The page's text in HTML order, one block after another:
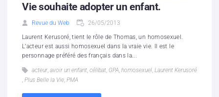
Vie souhaite adopter un enfant.
Revue du Web 26/05/2013
Laurent Kerusoré, tient le rôle de Thomas, un homosexuel.
L’acteur est aussi homosexuel dans la vraie vie. Il est le
personnage préféré des français dans la...
acteur, avoir un enfant, célibat, GPA, homosexuel, Laurent Kerusoré
, Plus Belle la Vie, PMA